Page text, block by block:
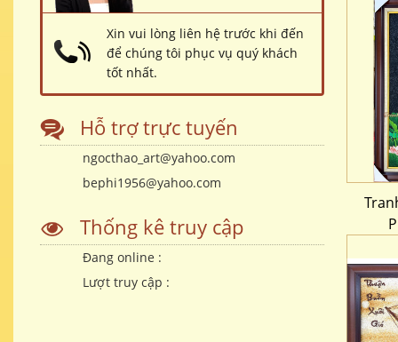
Xin vui lòng liên hệ trước khi đến
để chúng tôi phục vụ quý khách
tốt nhất.
Hỗ trợ trực tuyến
ngocthao_art@yahoo.com
bephi1956@yahoo.com
Thống kê truy cập
Đang online :
Lượt truy cập :